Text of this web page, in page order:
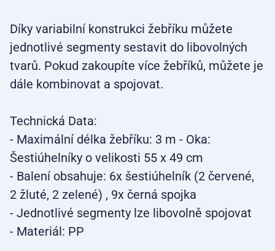
Díky variabilní konstrukci žebříku můžete
jednotlivé segmenty sestavit do libovolných
tvarů. Pokud zakoupíte více žebříků, můžete je
dále kombinovat a spojovat.
Technická Data:
- Maximální délka žebříku: 3 m - Oka:
Šestiúhelníky o velikosti 55 x 49 cm
- Balení obsahuje: 6x šestiúhelník (2 červené,
2 žluté, 2 zelené) , 9x černá spojka
- Jednotlivé segmenty lze libovolně spojovat
- Materiál: PP